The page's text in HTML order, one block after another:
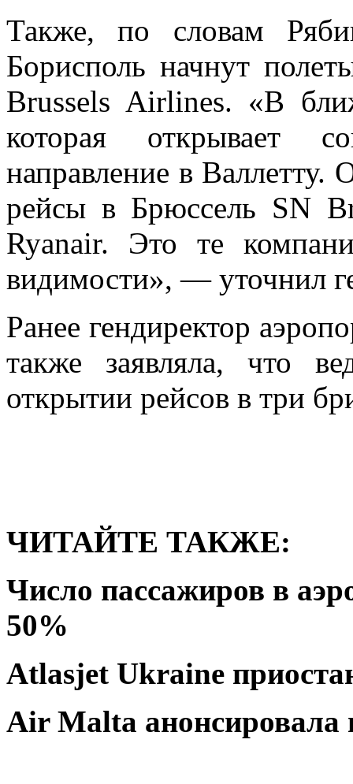
Также, по словам
Борисполь начнут
Brussels Airlines. «В
которая открывает
направление в Валлетту.
рейсы в Брюссель SN
Ryanаir. Это те
видимости», — уточнил
Ранее гендиректор
также заявляла, что
открытии рейсов в три
ЧИТАЙТЕ ТАКЖЕ:
Число пассажиров в
50%
Atlasjet Ukraine
Air Malta анонсировала